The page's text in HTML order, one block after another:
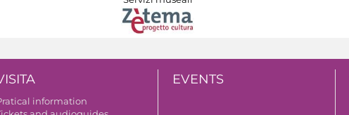
information
EVENTS